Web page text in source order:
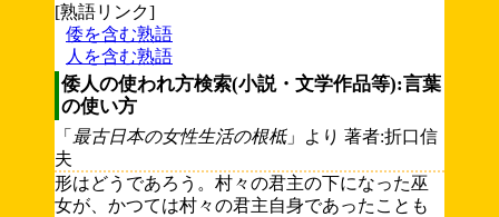
[熟語リンク]
倭を含む熟語
人を含む熟語
倭人の使われ方検索(小説・文学作品等):言葉
の使い方
「 最古日本の女性生活の根柢」より 著者:折口信
夫
形はどうであろう。村々の君主の下になった巫
女が、かつては村々の君主自身であったことも